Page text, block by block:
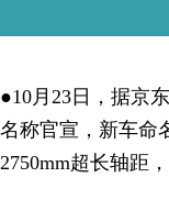
●10月23日，据京
名称官宣，新车命
2750mm超长轴距